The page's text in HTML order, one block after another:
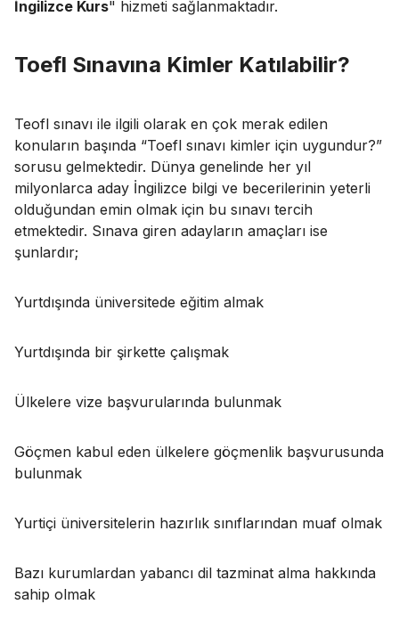
İngilizce Kurs" hizmeti sağlanmaktadır.
Toefl Sınavına Kimler Katılabilir?
Teofl sınavı ile ilgili olarak en çok merak edilen
konuların başında “Toefl sınavı kimler için uygundur?”
sorusu gelmektedir. Dünya genelinde her yıl
milyonlarca aday İngilizce bilgi ve becerilerinin yeterli
olduğundan emin olmak için bu sınavı tercih
etmektedir. Sınava giren adayların amaçları ise
şunlardır;
Yurtdışında üniversitede eğitim almak
Yurtdışında bir şirkette çalışmak
Ülkelere vize başvurularında bulunmak
Göçmen kabul eden ülkelere göçmenlik başvurusunda
bulunmak
Yurtiçi üniversitelerin hazırlık sınıflarından muaf olmak
Bazı kurumlardan yabancı dil tazminat alma hakkında
sahip olmak